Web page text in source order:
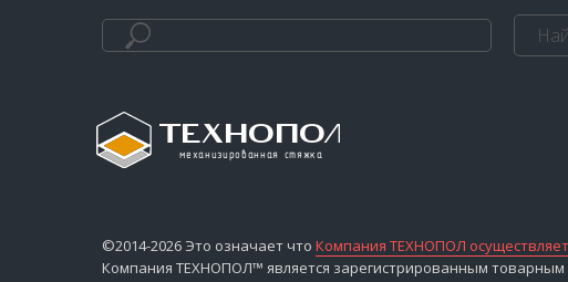
©2014-2026 Это означает что Компания ТЕХНОПОЛ
Компания ТЕХНОПОЛ™ является зарегистрированным товарным